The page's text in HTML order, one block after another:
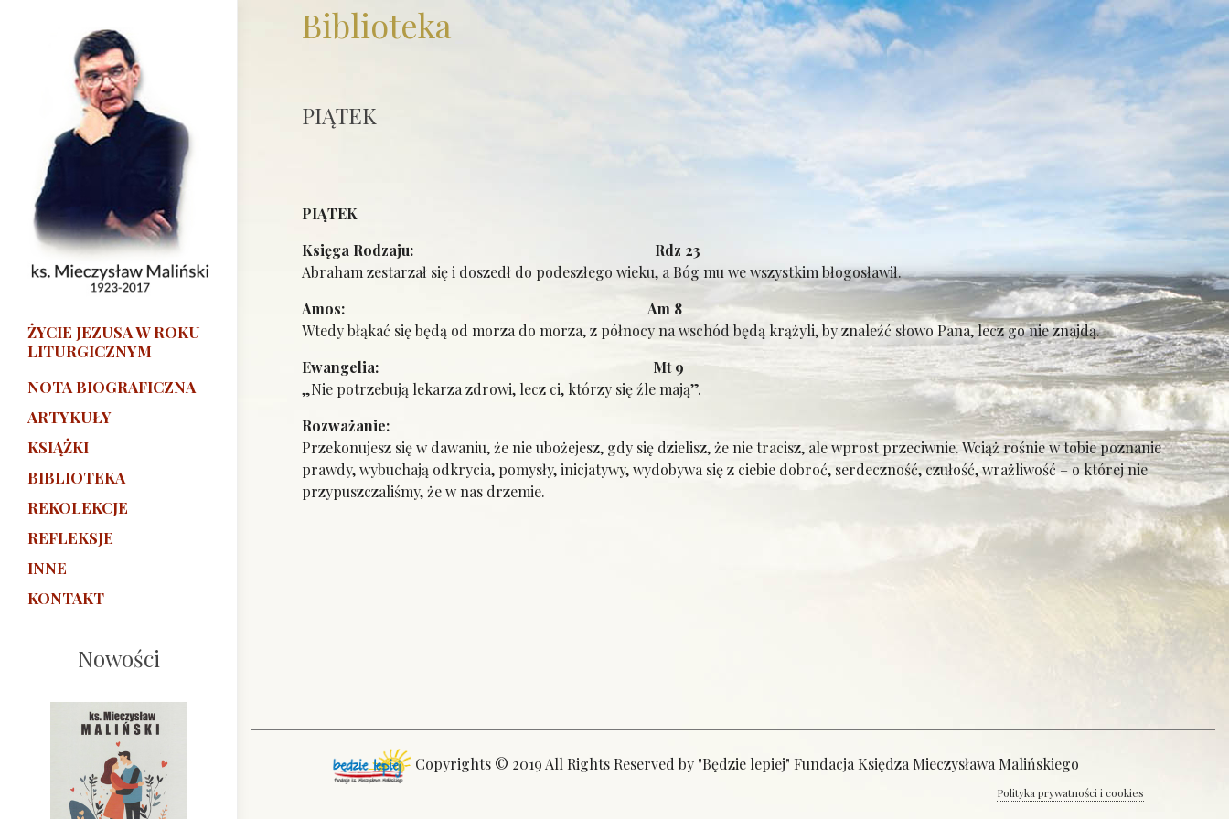
ŻYCIE JEZUSA W ROKU
LITURGICZNYM
NOTA BIOGRAFICZNA
ARTYKUŁY
KSIĄŻKI
BIBLIOTEKA
REKOLEKCJE
REFLEKSJE
INNE
KONTAKT
Nowości
Biblioteka
PIĄTEK
PIĄTEK
Księga Rodzaju: Rdz 23
Abraham zestarzał się i doszedł do podeszłego wieku, a Bóg mu we wszystkim błogosławił.
Amos: Am 8
Wtedy błąkać się będą od morza do morza, z północy na wschód będą krążyli, by znaleźć słowo Pana, lecz go nie znajdą.
Ewangelia: Mt 9
„Nie potrzebują lekarza zdrowi, lecz ci, którzy się źle mają”.
Rozważanie:
Przekonujesz się w dawaniu, że nie ubożejesz, gdy się dzielisz, że nie tracisz, ale wprost przeciwnie. Wciąż rośnie w tobie poznanie
prawdy, wybuchają odkrycia, pomysły, inicjatywy, wydobywa się z ciebie dobroć, serdeczność, czułość, wrażliwość – o której nie
przypuszczaliśmy, że w nas drzemie.
Copyrights © 2019 All Rights Reserved by "Będzie lepiej" Fundacja Księdza Mieczysława Malińskiego
Polityka prywatności i cookies